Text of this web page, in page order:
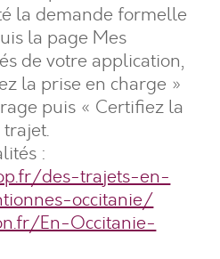
la demande formelle
la page Mes
de votre application,
la prise en charge »
puis « Certifiez la
:
des-trajets-en-
occitanie/
En-Occitanie-